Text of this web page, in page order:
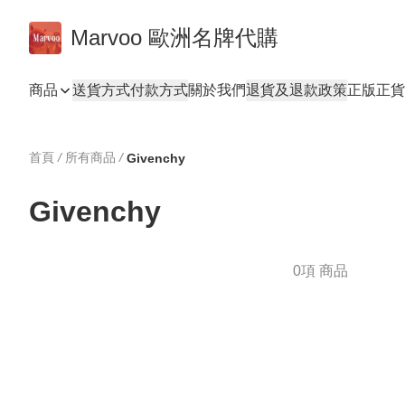
Marvoo 歐洲名牌代購
商品 送貨方式付款方式關於我們退貨及退款政策正版正
首頁 / 所有商品 / Givenchy
Givenchy
0項 商品